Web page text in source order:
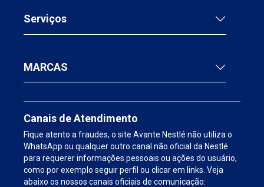
Serviços
MARCAS
Canais de Atendimento
Fique atento a fraudes, o site Avante Nestlé não utiliza o
WhatsApp ou qualquer outro canal não oficial da Nestlé
para requerer informações pessoais ou ações do usuário,
como por exemplo seguir perfil ou clicar em links. Veja
abaixo os nossos canais oficiais de comunicação: